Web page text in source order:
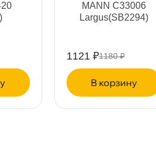
MANN C33006
Largus(SB2294)
1121 ₽1180 ₽
корзину
пр. 12
канала 115
– 21:00
бесплатно